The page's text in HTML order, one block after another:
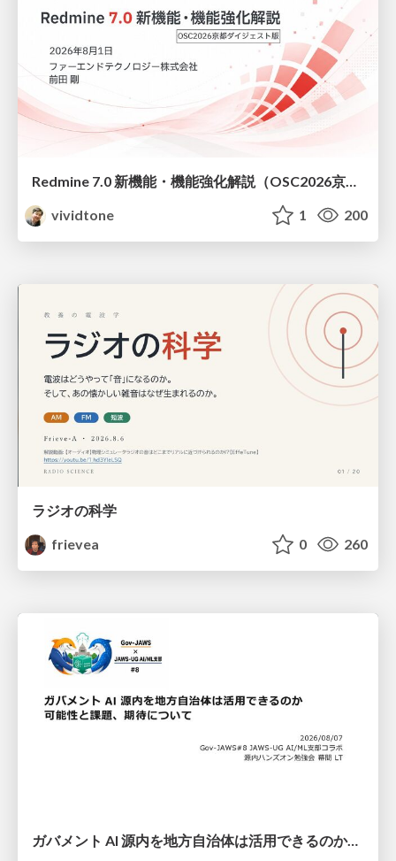
Redmine 7.0 新機能・機能強化解説（OSC2026京都ダイジェスト版）
vividtone
1 200
ラジオの科学
frievea
0 260
ガバメント AI 源内を地方自治体は活用できるのか 可能性と課題、期待について